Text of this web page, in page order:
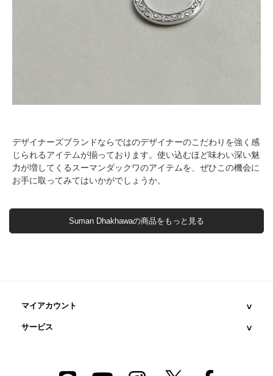
デザイナーズブランドならではのデザイナーのこだわりを強く感
じられるアイテムが揃っております。使い込むほど味わい深い魅
力が増してくるスーマンダックワのアイテムを、ぜひこの機会に
お手に取ってみてはいかがでしょうか。
Suman Dhakhawaの商品をもっと見る
マイアカウント
サービス